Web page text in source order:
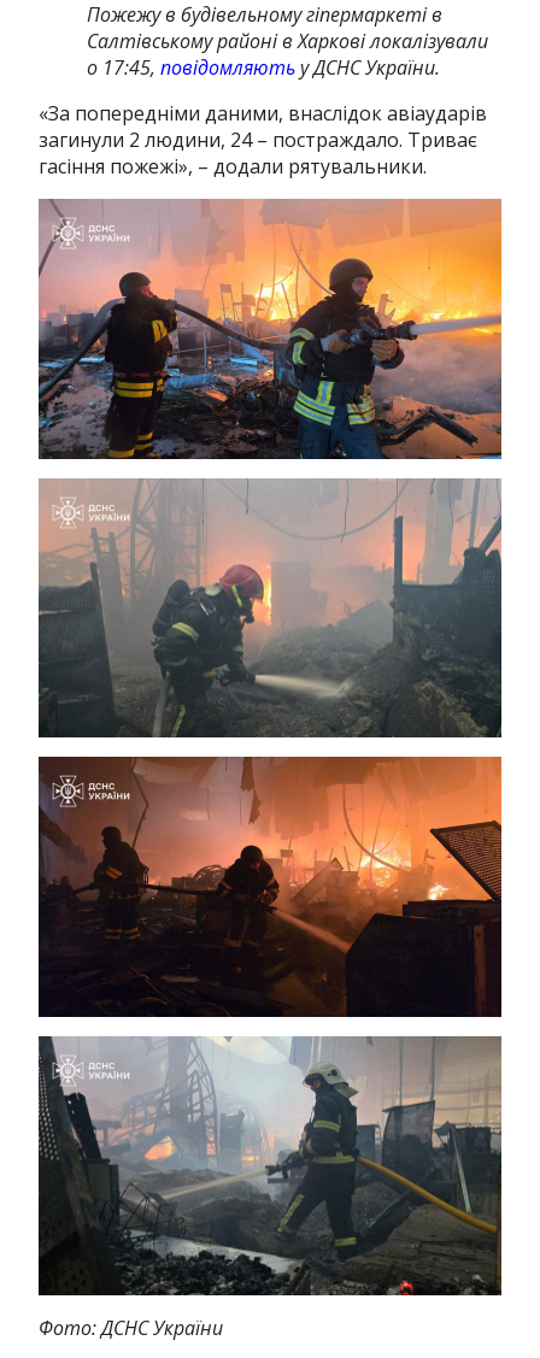
Пожежу в будівельному гіпермаркеті в
Салтівському районі в Харкові локалізували
о 17:45,повідомляютьу ДСНС України.
«За попередніми даними, внаслідок авіаударів
загинули 2 людини, 24 – постраждало. Триває
гасіння пожежі», – додали рятувальники.
Фото: ДСНС України